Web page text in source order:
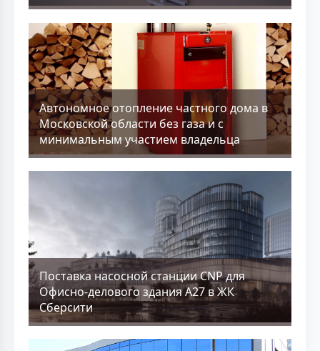
Aвтономное отопление частного дома в
Московской области без газа и с
минимальным участием владельца
Поставка насосной станции CNP для
Офисно-делового здания А27 в ЖК
Сберсити